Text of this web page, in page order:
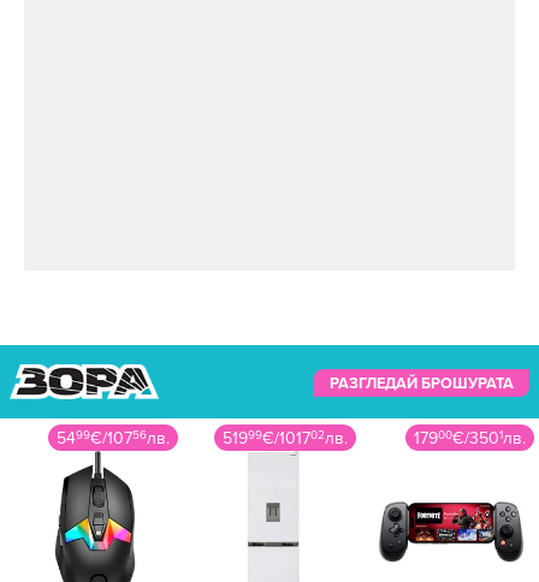
РАЗГЛЕДАЙ БРОШУРАТА
51999€/101702лв. 17900€/3501лв. 7999€/15645лв.